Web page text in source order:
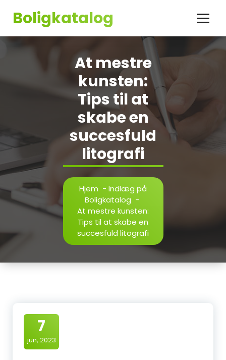
Boligkatalog
At mestre
kunsten:
Tips til at
skabe en
succesfuld
litografi
Hjem - Indlæg på
Boligkatalog -
At mestre kunsten:
Tips til at skabe en
succesfuld litografi
7
jun, 2023